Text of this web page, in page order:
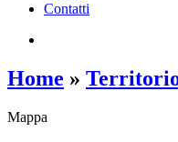
Contatti
Home »
Mappa